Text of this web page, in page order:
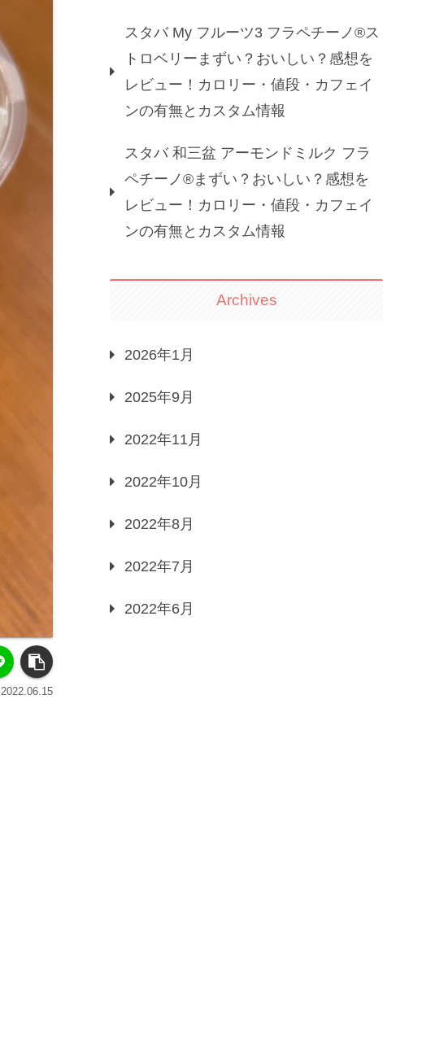
2022.06.15
スタバ My フルーツ3 フラペチーノ®ス
トロベリーまずい？おいしい？感想を
レビュー！カロリー・値段・カフェイ
ンの有無とカスタム情報
スタバ 和三盆 アーモンドミルク フラ
ペチーノ®まずい？おいしい？感想を
レビュー！カロリー・値段・カフェイ
ンの有無とカスタム情報
Archives
2026年1月
2025年9月
2022年11月
2022年10月
2022年8月
2022年7月
2022年6月